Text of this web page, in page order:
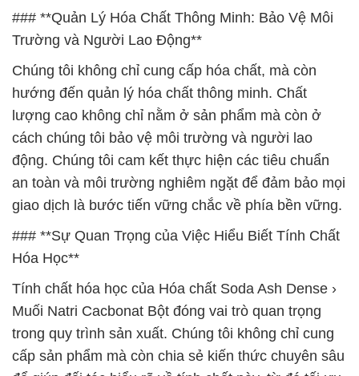
### **Quản Lý Hóa Chất Thông Minh: Bảo Vệ Môi
Trường và Người Lao Động**
Chúng tôi không chỉ cung cấp hóa chất, mà còn
hướng đến quản lý hóa chất thông minh. Chất
lượng cao không chỉ nằm ở sản phẩm mà còn ở
cách chúng tôi bảo vệ môi trường và người lao
động. Chúng tôi cam kết thực hiện các tiêu chuẩn
an toàn và môi trường nghiêm ngặt để đảm bảo mọi
giao dịch là bước tiến vững chắc về phía bền vững.
### **Sự Quan Trọng của Việc Hiểu Biết Tính Chất
Hóa Học**
Tính chất hóa học của Hóa chất Soda Ash Dense ›
Muối Natri Cacbonat Bột đóng vai trò quan trọng
trong quy trình sản xuất. Chúng tôi không chỉ cung
cấp sản phẩm mà còn chia sẻ kiến thức chuyên sâu